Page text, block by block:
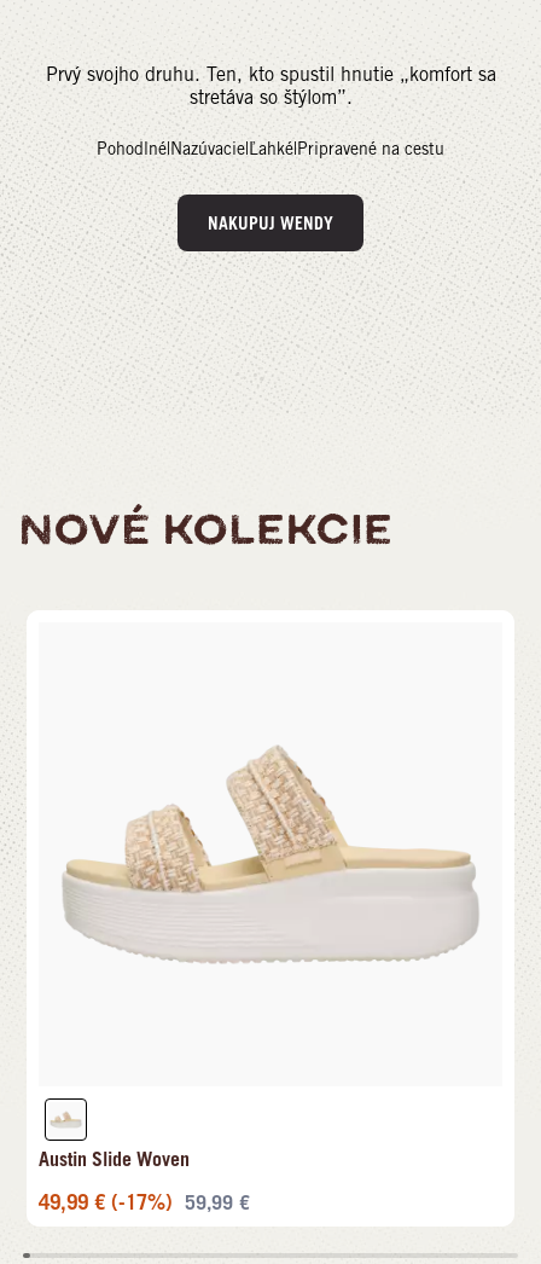
Prvý svojho druhu. Ten, kto spustil hnutie „komfort sa
stretáva so štýlom”.
Pohodlné Nazúvacie Ľahké Pripravené na cestu
NAKUPUJ WENDY
NOVÉ KOLEKCIE
Austin Slide Woven
49,99 € (-17%) 59,99 €